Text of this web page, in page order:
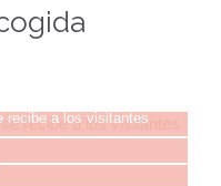
recibe a los visitantes